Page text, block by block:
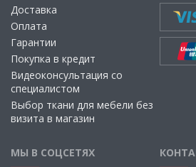
Доставка
Оплата
Гарантии
Покупка в кредит
Видеоконсультация со
специалистом
Выбор ткани для мебели без
визита в магазин
МЫ В СОЦСЕТЯХ